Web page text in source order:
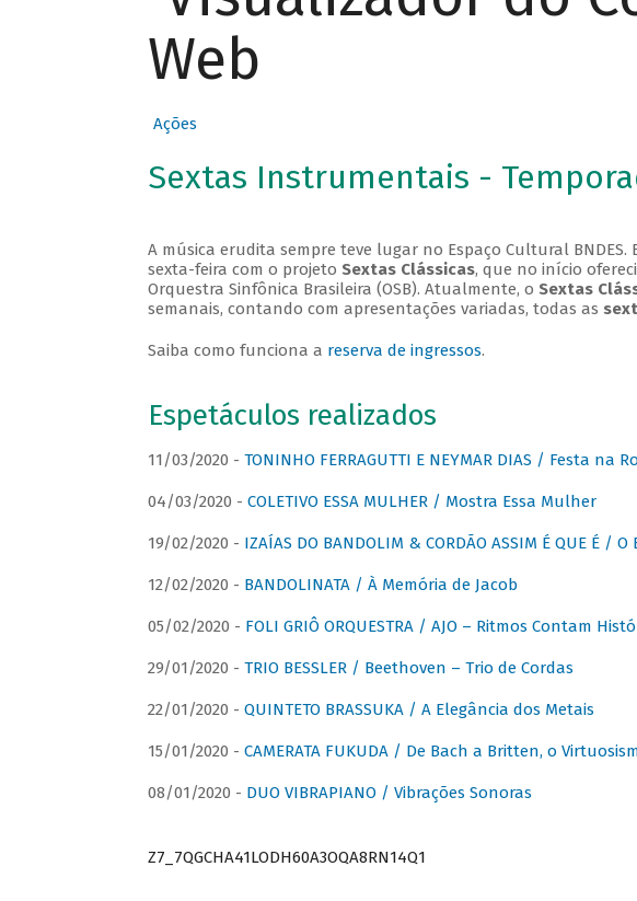
Web
Ações
Sextas Instrumentais -
A música erudita sempre teve lugar no Espaço Cultural
sexta-feira com o projeto Sextas Clássicas, que no início
Orquestra Sinfônica Brasileira (OSB). Atualmente, o Sextas
semanais, contando com apresentações variadas, todas as
Saiba como funciona a reserva de ingressos.
Espetáculos realizados
11/03/2020 - TONINHO FERRAGUTTI E NEYMAR DIAS / Festa na
04/03/2020 - COLETIVO ESSA MULHER / Mostra Essa Mulher
19/02/2020 - IZAÍAS DO BANDOLIM & CORDÃO ASSIM É QUE É /
12/02/2020 - BANDOLINATA / À Memória de Jacob
05/02/2020 - FOLI GRIÔ ORQUESTRA / AJO – Ritmos Contam
29/01/2020 - TRIO BESSLER / Beethoven – Trio de Cordas
22/01/2020 - QUINTETO BRASSUKA / A Elegância dos Metais
15/01/2020 - CAMERATA FUKUDA / De Bach a Britten, o
08/01/2020 - DUO VIBRAPIANO / Vibrações Sonoras
Z7_7QGCHA41LODH60A3OQA8RN14Q1